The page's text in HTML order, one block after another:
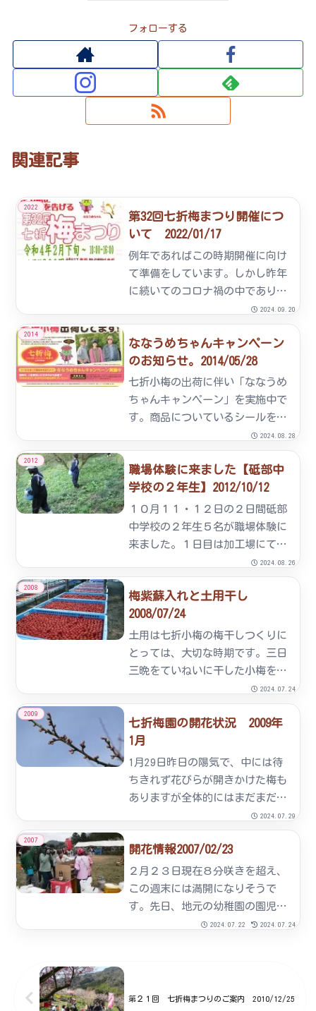
フォローする
関連記事
2022
第32回七折梅まつり開催につ
いて 2022/01/17
例年であればこの時期開催に向け
て準備をしています。しかし昨年
に続いてのコロナ禍の中であり検
討中です。誠にご迷惑をおかけい
たしますが、2月10日に最終決定
をし2月11日には当ホームページ
にて告知させていただきます。
2024.09.20
2014
ななうめちゃんキャンペーン
のお知らせ。2014/05/28
七折小梅の出荷に伴い「ななうめ
ちゃんキャンペーン」を実施中で
す。商品についているシールをお
送り頂いた方の中から抽選で、期
間中５０名の方に2,000円分の商
品券をプレゼントします。【応募
方法】 七折小梅製品に貼ってあ
るシールをハガキに貼って頂...
2024.08.28
2012
職場体験に来ました【砥部中
学校の２年生】2012/10/12
１０月１１・１２日の２日間砥部
中学校の２年生５名が職場体験に
来ました。１日目は加工場にて梅
干しのパック詰め作業などを体験
して頂きました。朝８時からずっ
と立ちっぱなしの作業で大変だっ
たと思いますがみなさん真剣な表
情で１つ１つ丁寧に作業されて
い...
2024.08.26
2008
梅紫蘇入れと土用干し
2008/07/24
土用は七折小梅の梅干しつくりに
とっては、大切な時期です。三日
三晩をていねいに干した小梅を紫
蘇と一緒に漬け込みます。紫蘇
は、高原野菜で有名な満穂地区で
大切に育てられた香り高い紫蘇で
す。婦人部が中心になって紫蘇を
もみ、梅干し漬をしています。梅
畑...
2024.07.24
2009
七折梅園の開花状況 2009年
1月
1月29日昨日の陽気で、中には待
ちきれず花びらが開きかけた梅も
ありますが全体的にはまだまだ
『ツボミ』の状態です。2月20日
の「七折梅まつり」開催に向け梅
の手入れ作業を行っています。1
月27日今はまだまだ小さなつぼみ
です。雨のしずくに包まれ、...
2024.07.29
2007
開花情報2007/02/23
２月２３日現在８分咲きを超え、
この週末には満開になりそうで
す。先日、地元の幼稚園の園児が
梅祭りに足を運んでくださいまし
放送様 撮影風景
2024.07.22 2024.07.24
第２１回 七折梅まつりのご案内 2010/12/25